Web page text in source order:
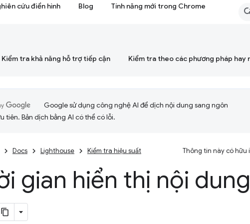
cứu điển hình Blog Tính năng mới trong Chrome
Kiểm tra khả năng hỗ trợ tiếp cận Kiểm tra theo các phương pháp hay
Google sử dụng công nghệ AI để dịch nội dung sang ngôn
tiên. Bản dịch bằng AI có thể có lỗi.
Docs Lighthouse Kiểm tra hiệu suất Thông tin này có hữu
gian hiển thị nội